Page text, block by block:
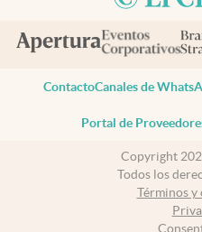
ContactoCanales de
Portal de
Copyright
Todos los
Términos y